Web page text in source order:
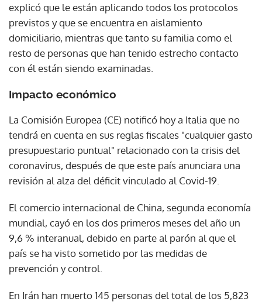
explicó que le están aplicando todos los protocolos
previstos y que se encuentra en aislamiento
domiciliario, mientras que tanto su familia como el
resto de personas que han tenido estrecho contacto
con él están siendo examinadas.
Impacto económico
La Comisión Europea (CE) notificó hoy a Italia que no
tendrá en cuenta en sus reglas fiscales "cualquier gasto
presupuestario puntual" relacionado con la crisis del
coronavirus, después de que este país anunciara una
revisión al alza del déficit vinculado al Covid-19.
El comercio internacional de China, segunda economía
mundial, cayó en los dos primeros meses del año un
9,6 % interanual, debido en parte al parón al que el
país se ha visto sometido por las medidas de
prevención y control.
En Irán han muerto 145 personas del total de los 5,823